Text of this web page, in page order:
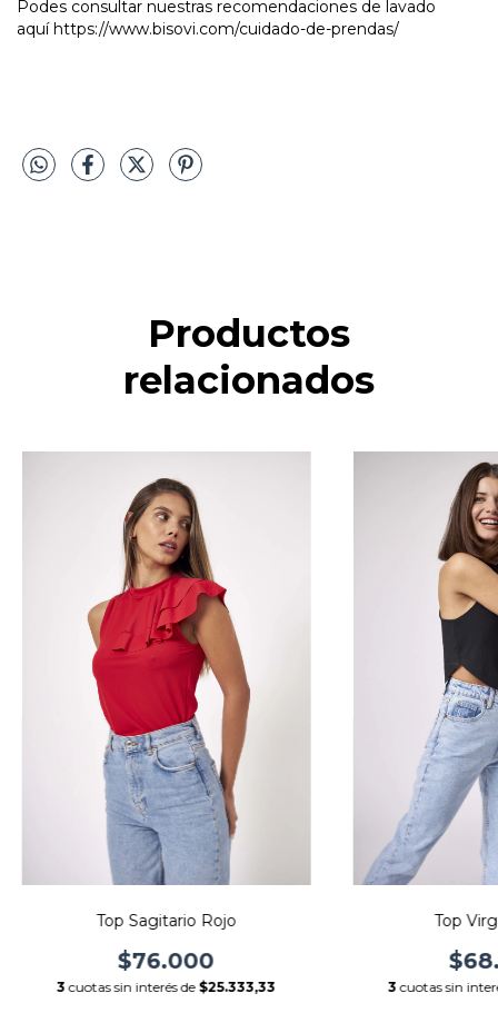
Podes consultar nuestras recomendaciones de lavado
aquí https://www.bisovi.com/cuidado-de-prendas/
Productos
relacionados
Top Sagitario Rojo
$76.000
3 cuotas sin interés de $25.333,33
Top
3 cuotas sin